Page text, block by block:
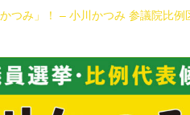
つみ」！ – 小川かつみ 参議院比